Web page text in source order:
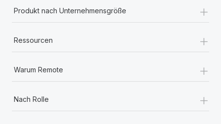
Produkt nach Unternehmensgröße +
Ressourcen +
Warum Remote +
Nach Rolle +